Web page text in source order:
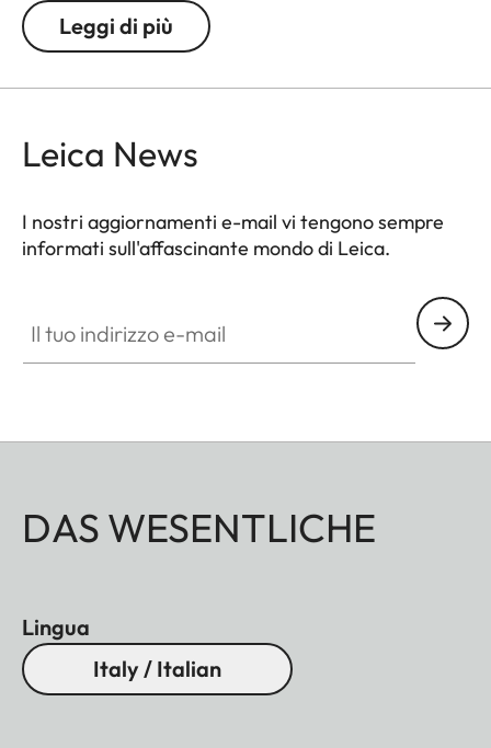
Leggi di più
Leica News
I nostri aggiornamenti e-mail vi tengono sempre
informati sull'affascinante mondo di Leica.
DAS WESENTLICHE
Lingua
Italy / Italian